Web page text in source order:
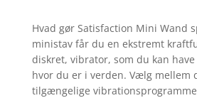
ud af 5
baseret
på
kundebedø
mmelser
Hvad gør Satisfaction Mini Wand
ministav får du en ekstremt
diskret, vibrator, som du kan
hvor du er i verden. Vælg mellem
tilgængelige